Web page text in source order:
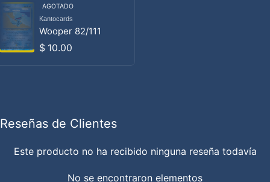
AGOTADO
Proveedor:
Kantocards
Wooper 82/111
Precio habitual
$ 10.00
Reseñas de Clientes
Este producto no ha recibido ninguna reseña todavía
No se encontraron elementos